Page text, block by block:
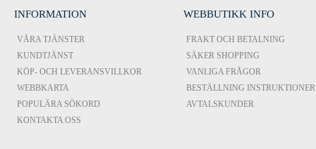
INFORMATION
VÅRA TJÄNSTER
KUNDTJÄNST
KÖP- OCH LEVERANSVILLKOR
WEBBKARTA
POPULÄRA SÖKORD
KONTAKTA OSS
WEBBUTIKK INFO
FRAKT OCH BETALNING
SÄKER SHOPPING
VANLIGA FRÅGOR
BESTÄLLNING INSTRUKTIONER
AVTALSKUNDER